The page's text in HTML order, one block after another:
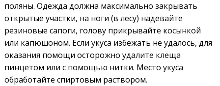
поляны. Одежда должна максимально закрывать
открытые участки, на ноги (в лесу) надевайте
резиновые сапоги, голову прикрывайте косынкой
или капюшоном. Если укуса избежать не удалось, для
оказания помощи осторожно удалите клеща
пинцетом или с помощью нитки. Место укуса
обработайте спиртовым раствором.